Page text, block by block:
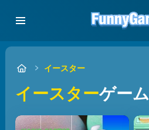
イースター
イースターゲーム